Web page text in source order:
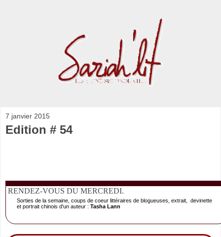
7 janvier 2015
Edition # 54
RENDEZ-VOUS DU MERCREDI.
Sorties de la semaine, coups de coeur littéraires de blogueuses, extrait, devinette
et portrait chinois d'un auteur : Tasha Lann